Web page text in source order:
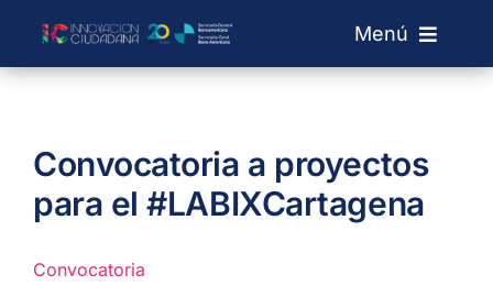
contenido
Menú
Laboratorios
Convocatoria a proyectos
para el #LABIXCartagena
Convocatoria